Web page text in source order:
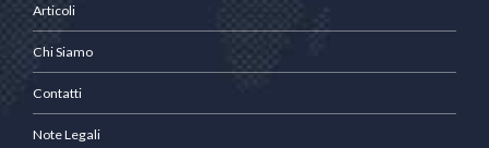
Articoli
Chi Siamo
Contatti
Note Legali